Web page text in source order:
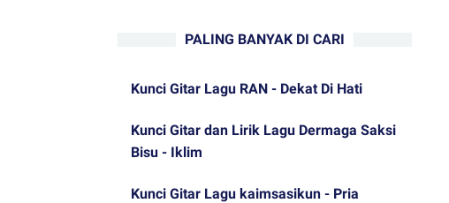
PALING BANYAK DI CARI
Kunci Gitar Lagu RAN - Dekat Di Hati
Kunci Gitar dan Lirik Lagu Dermaga Saksi
Bisu - Iklim
Kunci Gitar Lagu kaimsasikun - Pria